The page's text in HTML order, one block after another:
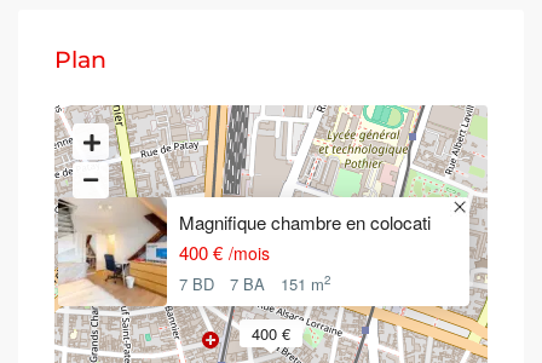
Plan
400 €
Magnifique chambre en colocati
400 € /mois
7 BD 7 BA 151 m2